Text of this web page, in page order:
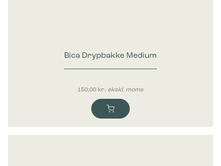
Bica Drypbakke Medium
150,00 ekskl. moms